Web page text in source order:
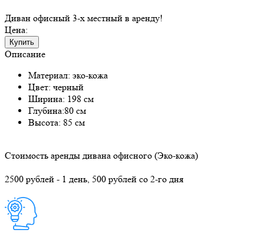
Диван офисный 3-х местный в аренду!
Цена:
Купить
Описание
Материал: эко-кожа
Цвет: черный
Ширина: 198 см
Глубина:80 см
Высота: 85 см
Стоимость аренды дивана офисного (Эко-кожа)
2500 рублей - 1 день, 500 рублей со 2-го дня